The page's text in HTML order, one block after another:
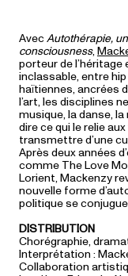
Avec Autothérapie,
consciousness,
porteur de
inclassable, entre
haïtiennes, ancrées
l’art, les disciplines
musique, la danse,
dire ce qui le relie
transmettre d’une
Après deux années
comme The Love
Lorient, Mackenzy
nouvelle forme
politique se
DISTRIBUTION
Chorégraphie,
Interprétation :
Collaboration